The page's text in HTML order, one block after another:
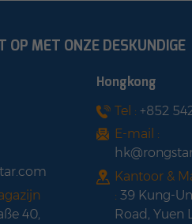
OP MET ONZE DESKUNDIGE
40,
Hongkong
Tel :+852
E-mail :
Kantoor &
:39 Kung-
Road, Yuen